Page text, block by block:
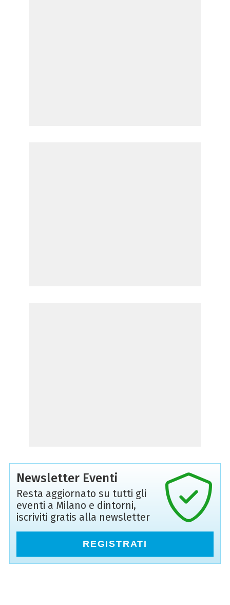
Newsletter Eventi
Resta aggiornato su tutti gli
eventi a Milano e dintorni,
iscriviti gratis alla newsletter
REGISTRATI